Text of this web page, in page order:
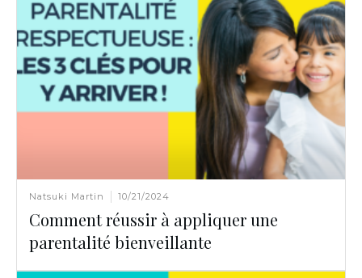
Natsuki Martin 10/21/2024
Comment réussir à appliquer une
parentalité bienveillante